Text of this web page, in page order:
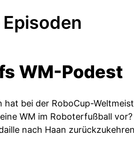
WM-Podest
hat bei der RoboCup-
WM im Roboterfußball
nach Haan